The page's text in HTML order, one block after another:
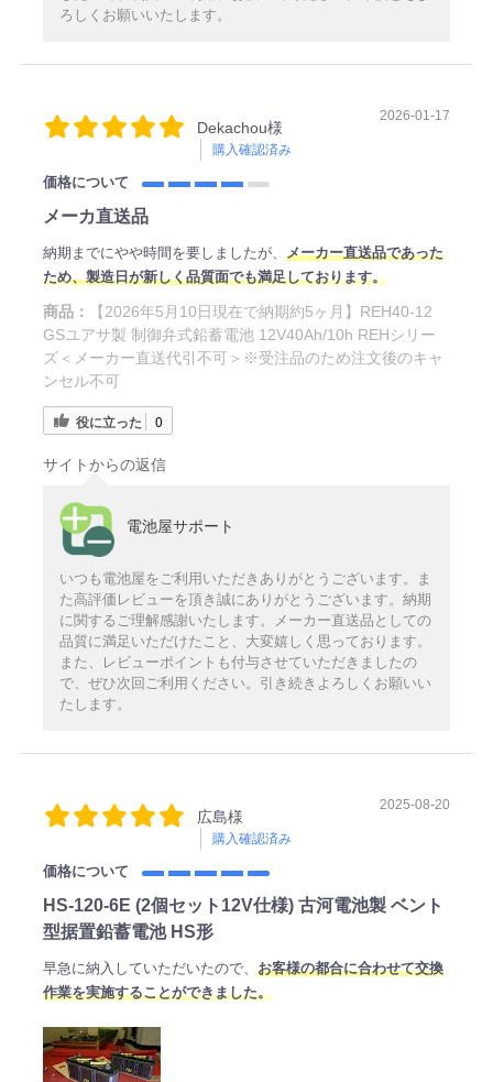
ろしくお願いいたします。
Dekachou様
購入確認済み
2026-01-17
価格について
メーカ直送品
納期までにやや時間を要しましたが、 メーカー直送品であった
ため、製造日が新しく品質面でも満足しております。
商品：
【2026年5月10日現在で納期約5ヶ月】REH40-12
GSユアサ製 制御弁式鉛蓄電池 12V40Ah/10h REHシリー
ズ＜メーカー直送代引不可＞※受注品のため注文後のキャ
ンセル不可
役に立った 0
サイトからの返信
電池屋サポート
いつも電池屋をご利用いただきありがとうございます。ま
た高評価レビューを頂き誠にありがとうございます。納期
に関するご理解感謝いたします。メーカー直送品としての
品質に満足いただけたこと、大変嬉しく思っております。
また、レビューポイントも付与させていただきましたの
で、ぜひ次回ご利用ください。引き続きよろしくお願いい
たします。
広島様
購入確認済み
2025-08-20
価格について
HS-120-6E (2個セット12V仕様) 古河電池製 ベント
型据置鉛蓄電池 HS形
早急に納入していただいたので、 お客様の都合に合わせて交換
作業を実施することができました。